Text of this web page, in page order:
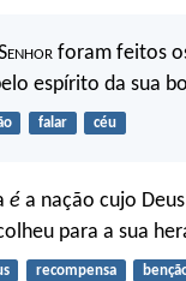
enhor foram feitos
espírito da sua
falar céu
é a nação cujo Deus
para a sua
recompensa